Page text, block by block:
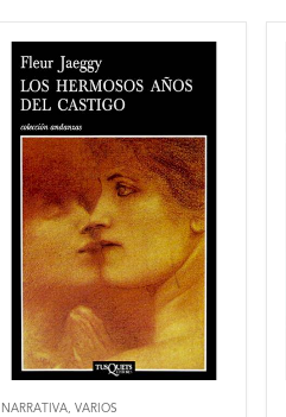
NARRATIVA VARIOS